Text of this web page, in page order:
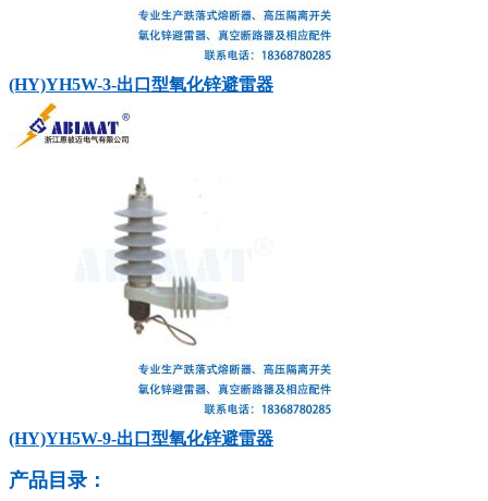
(HY)YH5W-3-出口型氧化锌避雷器
(HY)YH5W-9-出口型氧化锌避雷器
产品目录：